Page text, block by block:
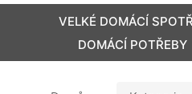
VELKÉ DOMÁCÍ
DOMÁCÍ POTŘEBY